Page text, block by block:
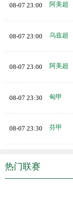
08-07 23:00 阿美超
08-07 23:00 乌兹超
08-07 23:00 阿美超
08-07 23:30 匈甲
08-07 23:30 芬甲
热门联赛